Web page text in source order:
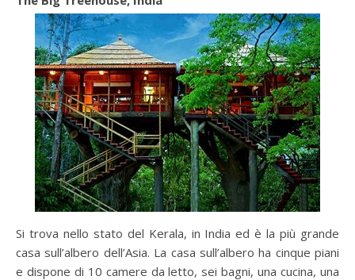
Si trova nello stato del Kerala, in India ed è la più grande
casa sull’albero dell’Asia. La casa sull’albero ha cinque piani
e dispone di 10 camere da letto, sei bagni, una cucina, una